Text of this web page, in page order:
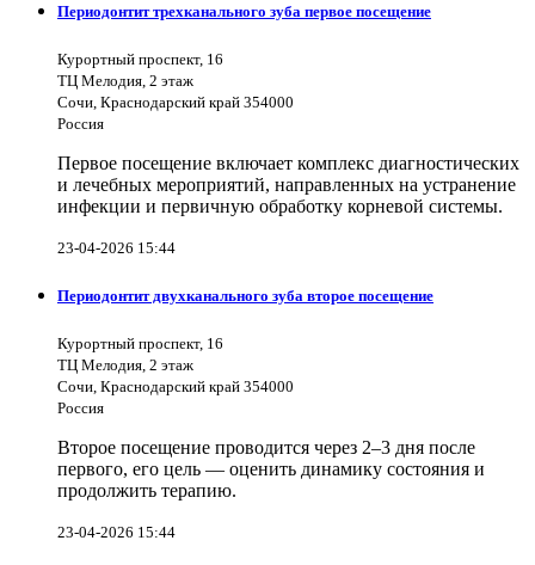
Периодонтит трехканального зуба первое посещение
Курортный проспект, 16
ТЦ Мелодия, 2 этаж
Сочи, Краснодарский край 354000
Россия
Первое посещение включает комплекс диагностических
и лечебных мероприятий, направленных на устранение
инфекции и первичную обработку корневой системы.
23-04-2026 15:44
Периодонтит двухканального зуба второе посещение
Курортный проспект, 16
ТЦ Мелодия, 2 этаж
Сочи, Краснодарский край 354000
Россия
Второе посещение проводится через 2–3 дня после
первого, его цель — оценить динамику состояния и
продолжить терапию.
23-04-2026 15:44